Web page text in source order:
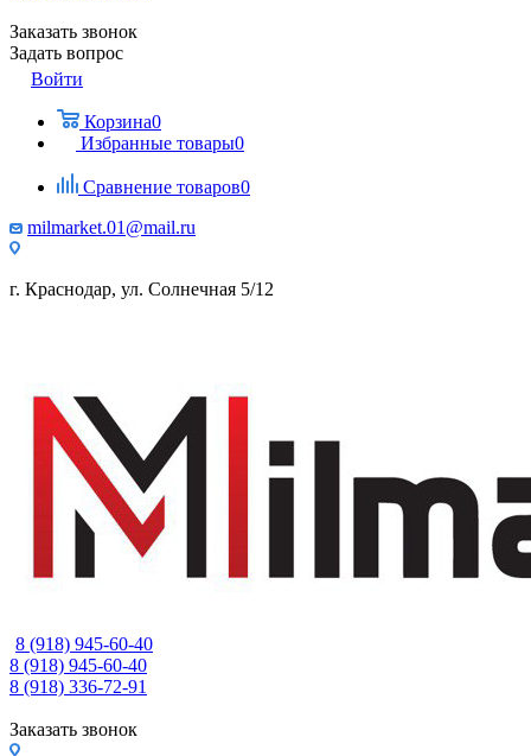
Заказать звонок
Задать вопрос
Войти
Корзина0
Избранные товары0
Сравнение товаров0
milmarket.01@mail.ru
г. Краснодар, ул. Солнечная 5/12
8 (918) 945-60-40
8 (918) 945-60-40
8 (918) 336-72-91
Заказать звонок